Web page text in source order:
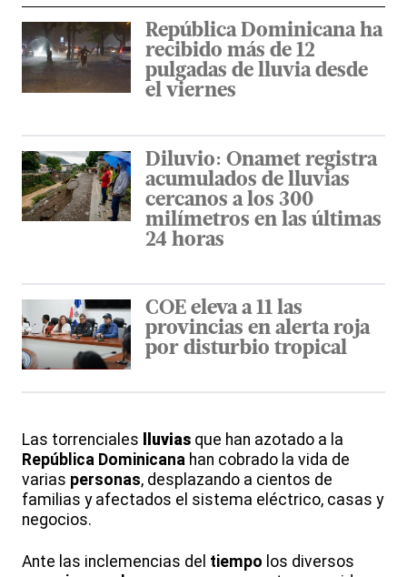
República Dominicana ha
recibido más de 12
pulgadas de lluvia desde
el viernes
Diluvio: Onamet registra
acumulados de lluvias
cercanos a los 300
milímetros en las últimas
24 horas
COE eleva a 11 las
provincias en alerta roja
por disturbio tropical
Las torrenciales lluvias que han azotado a la
República Dominicana han cobrado la vida de
varias personas, desplazando a cientos de
familias y afectados el sistema eléctrico, casas y
negocios.
Ante las inclemencias del tiempo los diversos